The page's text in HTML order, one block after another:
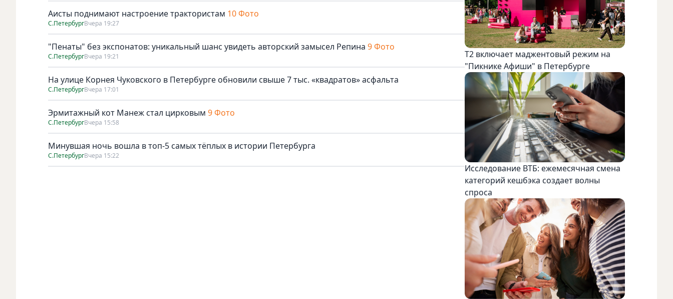
Аисты поднимают настроение трактористам 10 Фото
С.ПетербургВчера 19:27
"Пенаты" без экспонатов: уникальный шанс увидеть авторский замысел Репина 9 Фото
С.ПетербургВчера 19:21
На улице Корнея Чуковского в Петербурге обновили свыше 7 тыс. «квадратов» асфальта
С.ПетербургВчера 17:01
Эрмитажный кот Манеж стал цирковым 9 Фото
С.ПетербургВчера 15:58
Минувшая ночь вошла в топ-5 самых тёплых в истории Петербурга
С.ПетербургВчера 15:22
Т2 включает маджентовый режим на
"Пикнике Афиши" в Петербурге
Исследование ВТБ: ежемесячная смена
категорий кешбэка создает волны
спроса